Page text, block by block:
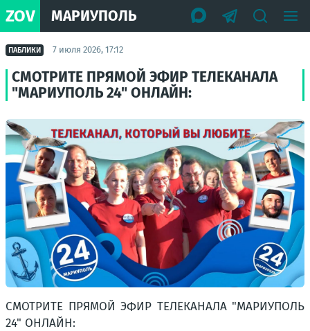
ZOV МАРИУПОЛЬ
ПАБЛИКИ 7 июля 2026, 17:12
СМОТРИТЕ ПРЯМОЙ ЭФИР ТЕЛЕКАНАЛА
"МАРИУПОЛЬ 24" ОНЛАЙН:
СМОТРИТЕ ПРЯМОЙ ЭФИР ТЕЛЕКАНАЛА "МАРИУПОЛЬ
24" ОНЛАЙН: